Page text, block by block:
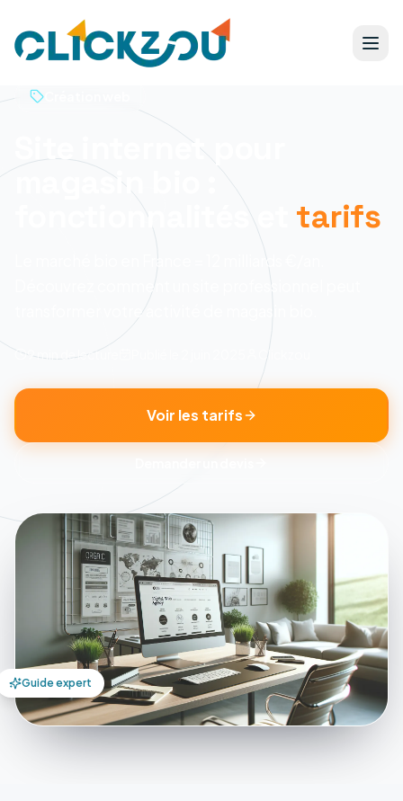
Site internet pour
magasin bio :
fonctionnalités et
tarifs
Le marché bio en France = 12 milliards €/an.
Découvrez comment un site professionnel peut
transformer votre activité de magasin bio.
9 min de lecture Clickzou
Voir les tarifs
Guide expert